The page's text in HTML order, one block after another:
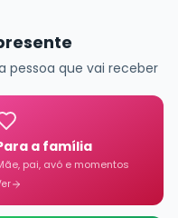
pessoa que vai receber
a família
pai, avó e momentos